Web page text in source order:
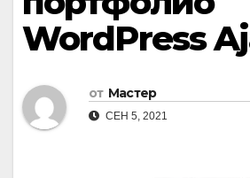
WordPress
от Мастер
СЕН 5, 2021